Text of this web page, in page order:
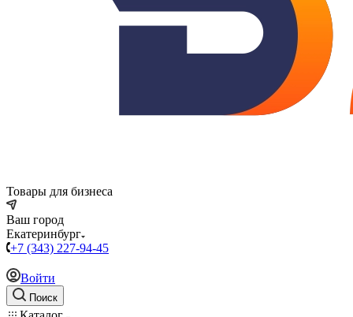
Товары для бизнеса
Ваш город
Екатеринбург
+7 (343) 227-94-45
Войти
Поиск